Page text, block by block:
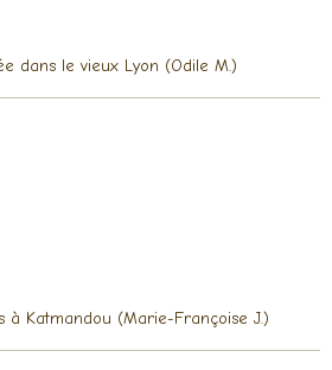
dans le vieux Lyon (Odile M.)
à Katmandou (Marie-Françoise J.)